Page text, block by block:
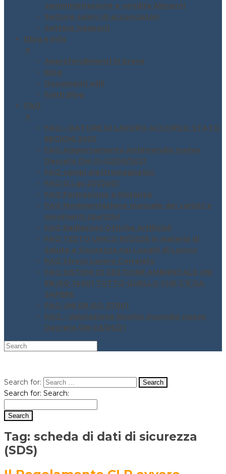
somministrazione e vendita Alimenti
Settore saloni di acconciatori
Settore trasporti
Blog e Info
▼
Approfondimenti in breve
Blog
Documenti utili
Fonti Blog
FAQ
▼
FAQ – DATORE DI LAVORO ACCORDO STATO
REGIONI 2025
FAQ Aggiornamento Antincendio nuovo
Decreto DM 01-02/09/2021
FAQ campi elettromagnetici
FAQ D.Lgs 231/2001
FAQ Formazione a Distanza
FAQ Movimentazione manuale dei carichi e
movimenti ripetitivi
FAQ Radiazioni Ottiche Artificiali
FAQ TESTO UNICO 81/2028 in materia di
Salute e Sicurezza nei Luoghi di Lavoro
FAQ Stress Lavoro Correlato
FAQ SISTEMI DI GESTIONE AMBIENTALE UNI
EN ISO 14001 TUTTO QUELLO CHE C’È DA
SAPERE
FAQ UNI EN ISO 37001
FAQ – Valutazione Rischio incendio nuovo
Decreto DM 03/06/21
Search for:
Search for: Search:
Tag: scheda di dati di sicurezza
(SDS)